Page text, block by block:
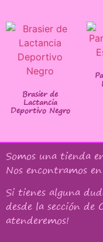
Brasier de
Lactancia
Deportivo Negro
Somos una tienda
Nos encontramos
Si tienes alguna
desde la sección de
atenderemos!